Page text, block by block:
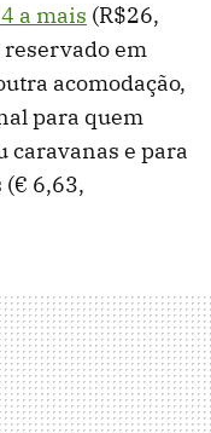
a mais (R$26,
em
acomodação,
para quem
caravanas e para
6,63,